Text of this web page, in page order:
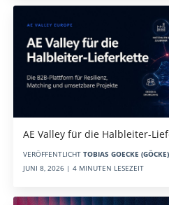
AE Valley für die Halbleiter-
VERÖFFENTLICHT TOBIAS GOECKE
JUNI 8, 2026 | 4 MINUTEN LESEZEIT